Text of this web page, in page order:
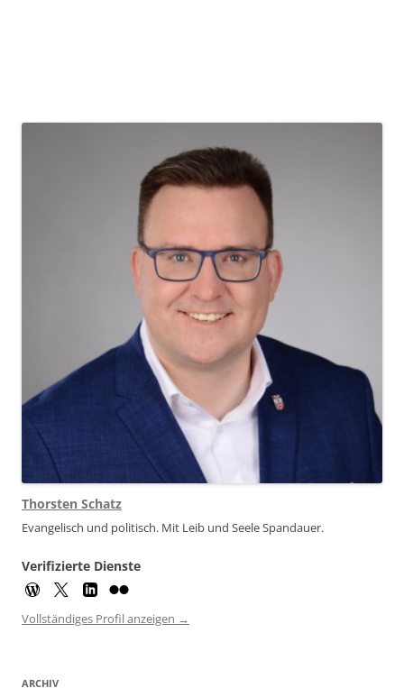
Thorsten Schatz
Evangelisch und politisch. Mit Leib und Seele Spandauer.
Verifizierte Dienste
Vollständiges Profil anzeigen →
ARCHIV